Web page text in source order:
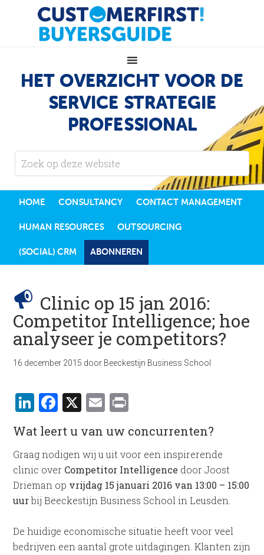
HET OVERZICHT VOOR DE
SERVICE STRATEGIE
PROFESSIONAL
HOME CONSULTANCY CONTACT MANAGEMENT
HUMAN RESOURCES OUTSOURCING
(SOCIAL) CRM ABONNEREN
Clinic op 15 jan 2016:
Competitor Intelligence; hoe
analyseer je competitors?
16 december 2015 door Beeckestijn Business School
LinkedIn
Facebook
X Email
Wat leert u van uw concurrenten?
Graag nodigen wij u uit voor een inspirerende
clinic over Competitor Intelligence door Joost
Drieman op vrijdag 15 januari 2016 van 13:00 – 15:00
uurbij Beeckestijn Business School in Leusden.
De huidige economische situatie heeft voor veel
bedrijven een aantal grote uitdagingen. Klanten zijn